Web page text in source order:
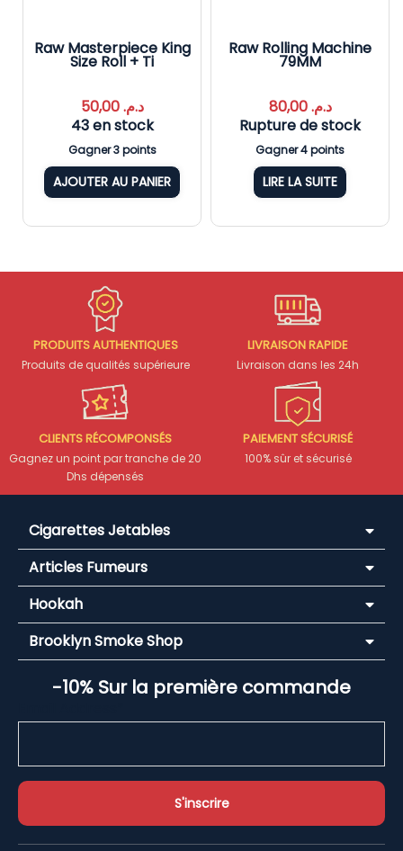
Raw Masterpiece King
Size Roll + Ti
د.م.50,00
43 en stock
Gagner 3 points
AJOUTER AU PANIER
Raw Rolling Machine
79MM
د.م.80,00
Rupture de stock
Gagner 4 points
LIRE LA SUITE
PRODUITS AUTHENTIQUES
Produits de qualités supérieure
LIVRAISON RAPIDE
Livraison dans les 24h
CLIENTS RÉCOMPONSÉS
Gagnez un point par tranche de 20
Dhs dépensés
PAIEMENT SÉCURISÉ
100% sûr et sécurisé
Cigarettes Jetables
Articles Fumeurs
Hookah
Brooklyn Smoke Shop
-10% Sur la première commande